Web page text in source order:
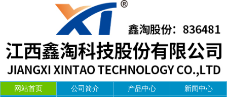
网站首页 公司简介 产品中心
新闻中心